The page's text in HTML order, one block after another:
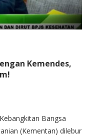
Kemendes,
Bangsa
(Kementan) dilebur